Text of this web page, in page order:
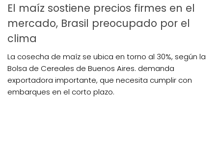
El maíz sostiene precios firmes en el
mercado, Brasil preocupado por el
clima
La cosecha de maíz se ubica en torno al 30%, según la
Bolsa de Cereales de Buenos Aires. demanda
exportadora importante, que necesita cumplir con
embarques en el corto plazo.